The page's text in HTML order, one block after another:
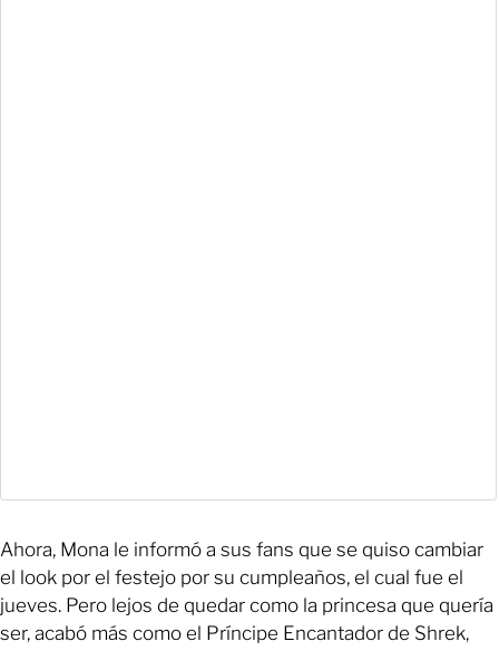
Ahora, Mona le informó a sus fans que se quiso cambiar
el look por el festejo por su cumpleaños, el cual fue el
jueves. Pero lejos de quedar como la princesa que quería
ser, acabó más como el Príncipe Encantador de Shrek,